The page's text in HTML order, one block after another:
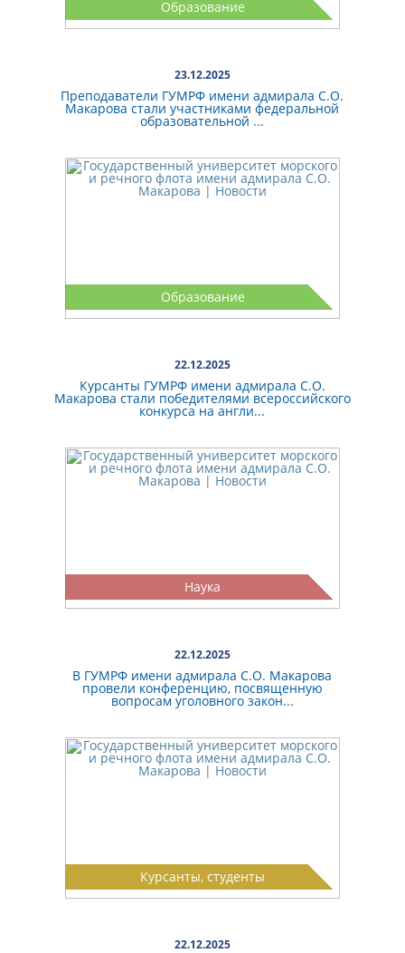
Образование
23.12.2025
Преподаватели ГУМРФ имени адмирала С.О.
Макарова стали участниками федеральной
образовательной ...
Образование
22.12.2025
Курсанты ГУМРФ имени адмирала С.О.
Макарова стали победителями всероссийского
конкурса на англи...
Наука
22.12.2025
В ГУМРФ имени адмирала С.О. Макарова
провели конференцию, посвященную
вопросам уголовного закон...
Курсанты, студенты
22.12.2025